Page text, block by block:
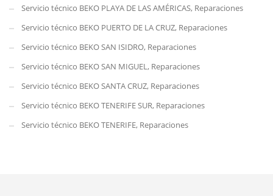
Servicio técnico BEKO PLAYA DE LAS AMÉRICAS, Reparaciones
Servicio técnico BEKO PUERTO DE LA CRUZ, Reparaciones
Servicio técnico BEKO SAN ISIDRO, Reparaciones
Servicio técnico BEKO SAN MIGUEL, Reparaciones
Servicio técnico BEKO SANTA CRUZ, Reparaciones
Servicio técnico BEKO TENERIFE SUR, Reparaciones
Servicio técnico BEKO TENERIFE, Reparaciones